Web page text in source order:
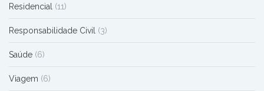
Residencial (11)
Responsabilidade Civil (3)
Saúde (6)
Viagem (6)